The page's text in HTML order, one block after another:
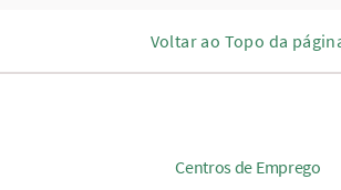
Voltar ao Topo da
Centros de Emprego